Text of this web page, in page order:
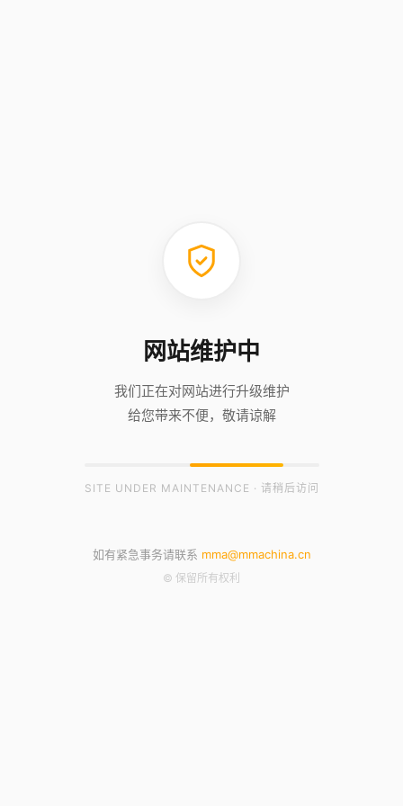
网站维护中
我们正在对网站进行升级维护
给您带来不便，敬请谅解
SITE UNDER MAINTENANCE · 请稍后访问
如有紧急事务请联系 mma@mmachina.cn
© 保留所有权利